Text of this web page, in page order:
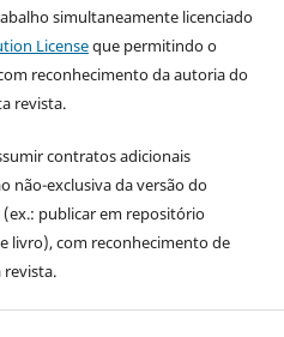
simultaneamente licenciado
Licenseque permitindo o
reconhecimento da autoria do
revista.
contratos adicionais
não-exclusiva da versão do
publicar em repositório
livro), com reconhecimento de
revista.